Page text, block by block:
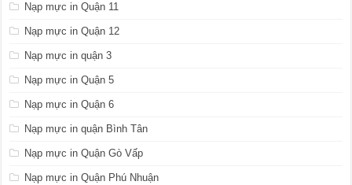
Nạp mực in Quận 11
Nạp mực in Quận 12
Nạp mực in quận 3
Nạp mực in Quận 5
Nạp mực in Quận 6
Nạp mực in quận Bình Tân
Nạp mực in Quận Gò Vấp
Nạp mực in Quận Phú Nhuận